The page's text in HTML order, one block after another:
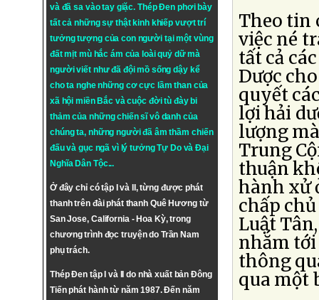
và đã sa vào tay giặc. Thép Đen phơi bày
tất cả những sự thật kinh khiếp vượt trí
tưởng tượng của con người tại một vùng
đất mịt mù hắc ám của loài quỷ dữ mà
người viết như đã đội mồ sống dậy kể
cho ta nghe những cơ cực lầm than của
xã hội miền Bắc và cuộc đời tù đày bi
thảm của những chiến sĩ vô danh của
chúng ta, những người đã âm thầm chiến
đấu và gục ngã vì lý tưởngTự DovàĐại
Nghĩa Dân Tộc...
Ở đây chỉ có tập I và II, từng được phát
thanh trên đài phát thanh Quê Hương từ
San Jose, California - Hoa Kỳ, trong
chương trình đọc truyện do Trần Nam
phụ trách.
Thép Đen tập I và II do nhà xuất bản Đông
Tiến phát hành từ năm 1987. Đến năm
Theo tin
việc né
tất cả
Dược
quyết
lợi hải
lượng
Trung
thuận
hành xử
chấp
Luật
nhắm
thông
qua một